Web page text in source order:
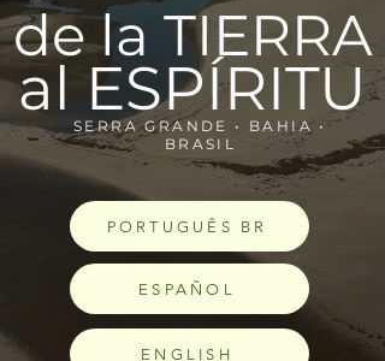
SERRA GRANDE • BAHIA •
BRASIL
de la TIERRA
al ESPÍRITU
PORTUGUÊS BR
ESPAÑOL
ENGLISH